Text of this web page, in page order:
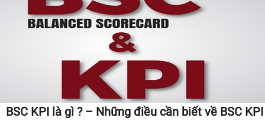
BSC KPI là gì ? – Những điều cần biết về BSC KPI